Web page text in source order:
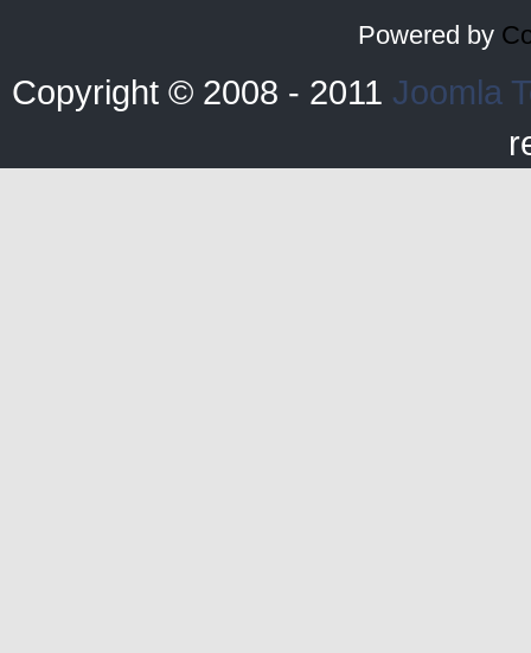
Powered by
Copyright © 2008 - 2011 Joomla